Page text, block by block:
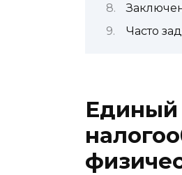
Часто
Единый